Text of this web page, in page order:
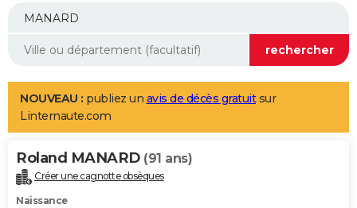
Mobiles
Meilleur smartphone
Internet
Ordinateurs
Jeux vidéo
Guide high-tech
Aménagement intérieur
LIFESTYLE
Art de vivre
Bien-être
Loisirs
Mode
Modes de vie
Alimentation
Guide de la santé
Maladies
Médicaments
Sommeil
VOYAGE
Destinations
City break
Voyage nature
Voyage de noces
Forum
Climat
+PHOTO
NOUVEAU : publiez un avis de décès gratuitsur
Linternaute.com
Roland MANARD (91 ans)
Créer une cagnotte obsèques
Naissance